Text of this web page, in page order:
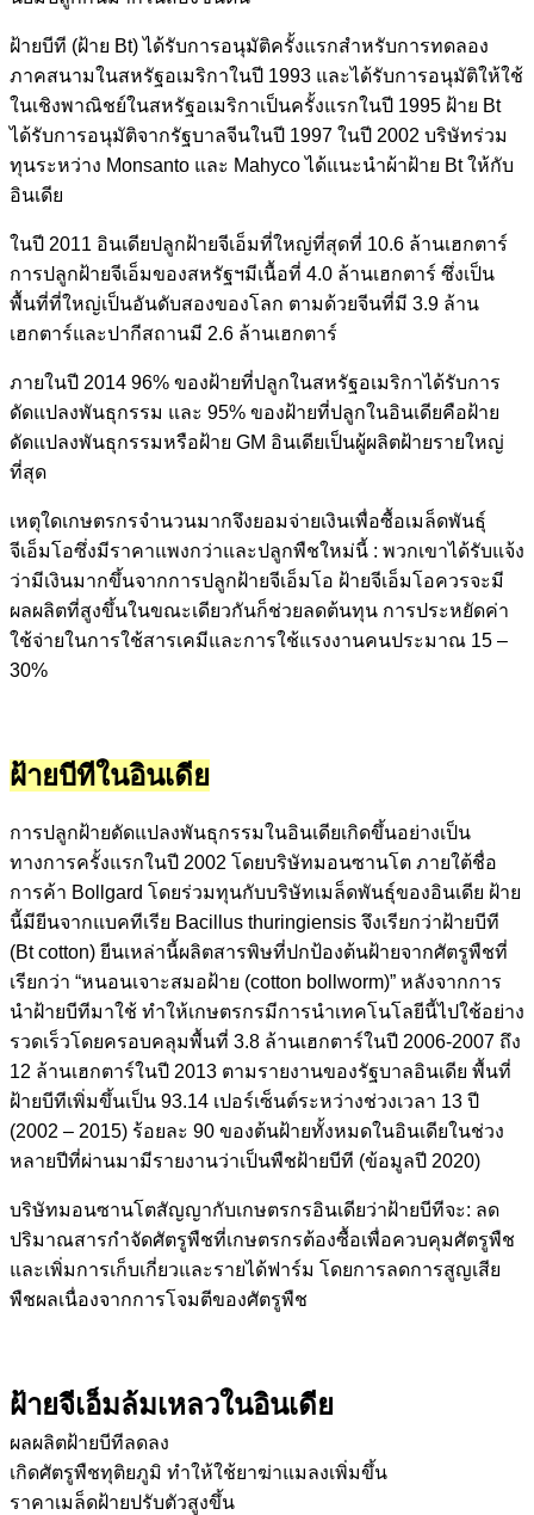
ฝ้ายบีที (ฝ้าย Bt) ได้รับการอนุมัติครั้งแรกสำหรับการทดลอง
ภาคสนามในสหรัฐอเมริกาในปี 1993 และได้รับการอนุมัติให้ใช้
ในเชิงพาณิชย์ในสหรัฐอเมริกาเป็นครั้งแรกในปี 1995 ฝ้าย Bt
ได้รับการอนุมัติจากรัฐบาลจีนในปี 1997 ในปี 2002 บริษัทร่วม
ทุนระหว่าง Monsanto และ Mahyco ได้แนะนำผ้าฝ้าย Bt ให้กับ
อินเดีย
ในปี 2011 อินเดียปลูกฝ้ายจีเอ็มที่ใหญ่ที่สุดที่ 10.6 ล้านเฮกตาร์
การปลูกฝ้ายจีเอ็มของสหรัฐฯมีเนื้อที่ 4.0 ล้านเฮกตาร์ ซึ่งเป็น
พื้นที่ที่ใหญ่เป็นอันดับสองของโลก ตามด้วยจีนที่มี 3.9 ล้าน
เฮกตาร์และปากีสถานมี 2.6 ล้านเฮกตาร์
ภายในปี 2014 96% ของฝ้ายที่ปลูกในสหรัฐอเมริกาได้รับการ
ดัดแปลงพันธุกรรม และ 95% ของฝ้ายที่ปลูกในอินเดียคือฝ้าย
ดัดแปลงพันธุกรรมหรือฝ้าย GM อินเดียเป็นผู้ผลิตฝ้ายรายใหญ่
ที่สุด
เหตุใดเกษตรกรจำนวนมากจึงยอมจ่ายเงินเพื่อซื้อเมล็ดพันธุ์
จีเอ็มโอซึ่งมีราคาแพงกว่าและปลูกพืชใหม่นี้ : พวกเขาได้รับแจ้ง
ว่ามีเงินมากขึ้นจากการปลูกฝ้ายจีเอ็มโอ ฝ้ายจีเอ็มโอควรจะมี
ผลผลิตที่สูงขึ้นในขณะเดียวกันก็ช่วยลดต้นทุน การประหยัดค่า
ใช้จ่ายในการใช้สารเคมีและการใช้แรงงานคนประมาณ 15 –
30%
ฝ้ายบีทีในอินเดีย
การปลูกฝ้ายดัดแปลงพันธุกรรมในอินเดียเกิดขึ้นอย่างเป็น
ทางการครั้งแรกในปี 2002 โดยบริษัทมอนซานโต ภายใต้ชื่อ
การค้า Bollgard โดยร่วมทุนกับบริษัทเมล็ดพันธุ์ของอินเดีย ฝ้าย
นี้มียีนจากแบคทีเรีย Bacillus thuringiensis จึงเรียกว่าฝ้ายบีที
(Bt cotton) ยีนเหล่านี้ผลิตสารพิษที่ปกป้องต้นฝ้ายจากศัตรูพืชที่
เรียกว่า “หนอนเจาะสมอฝ้าย (cotton bollworm)” หลังจากการ
นำฝ้ายบีทีมาใช้ ทำให้เกษตรกรมีการนำเทคโนโลยีนี้ไปใช้อย่าง
รวดเร็วโดยครอบคลุมพื้นที่ 3.8 ล้านเฮกตาร์ในปี 2006-2007 ถึง
12 ล้านเฮกตาร์ในปี 2013 ตามรายงานของรัฐบาลอินเดีย พื้นที่
ฝ้ายบีทีเพิ่มขึ้นเป็น 93.14 เปอร์เซ็นต์ระหว่างช่วงเวลา 13 ปี
(2002 – 2015) ร้อยละ 90 ของต้นฝ้ายทั้งหมดในอินเดียในช่วง
หลายปีที่ผ่านมามีรายงานว่าเป็นพืชฝ้ายบีที (ข้อมูลปี 2020)
บริษัทมอนซานโตสัญญากับเกษตรกรอินเดียว่าฝ้ายบีทีจะ: ลด
ปริมาณสารกำจัดศัตรูพืชที่เกษตรกรต้องซื้อเพื่อควบคุมศัตรูพืช
และเพิ่มการเก็บเกี่ยวและรายได้ฟาร์ม โดยการลดการสูญเสีย
พืชผลเนื่องจากการโจมตีของศัตรูพืช
ฝ้ายจีเอ็มล้มเหลวในอินเดีย
ผลผลิตฝ้ายบีทีลดลง
เกิดศัตรูพืชทุติยภูมิ ทำให้ใช้ยาฆ่าแมลงเพิ่มขึ้น
ราคาเมล็ดฝ้ายปรับตัวสูงขึ้น